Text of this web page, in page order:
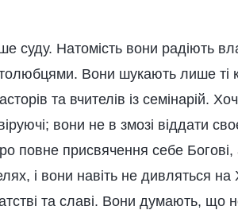
суду. Натомість вони радіють
Вони шукають лише ті
та вчителів із семінарій.
вони не в змозі віддати
повне присвячення себе Богові,
і вони навіть не дивляться на
та славі. Вони думають, що